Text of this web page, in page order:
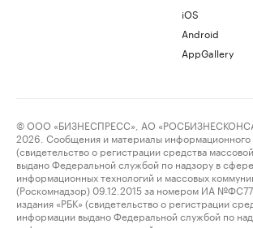
iOS
Android
AppGallery
© ООО «БИЗНЕСПРЕСС», АО
2026. Сообщения и материалы информационного
(свидетельство о регистрации средства
выдано Федеральной службой по надзору в сфере
информационных технологий и массовых
(Роскомнадзор) 09.12.2015 за номером ИА
издания «РБК» (свидетельство о регистрации
информации выдано Федеральной службой по